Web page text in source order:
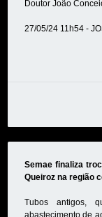
Doutor João
27/05/24 11h54 -
Semae finaliza
Queiroz na região
Tubos antigos,
abastecimento de